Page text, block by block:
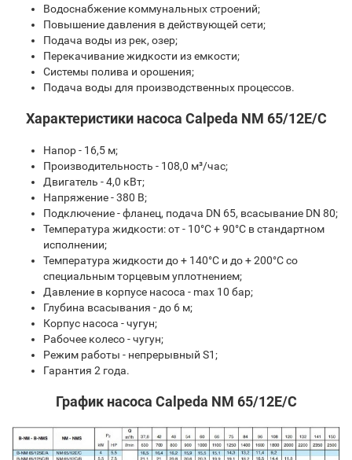
Водоснабжение коммунальных строений;
Повышение давления в действующей сети;
Подача воды из рек, озер;
Перекачивание жидкости из емкости;
Системы полива и орошения;
Подача воды для производственных процессов.
Характеристики насоса Calpeda NM 65/12E/C
Напор - 16,5 м;
Производительность - 108,0 м³/час;
Двигатель - 4,0 кВт;
Напряжение - 380 В;
Подключение - фланец, подача DN 65, всасывание DN 80;
Температура жидкости: от - 10°C + 90°C в стандартном
исполнении;
Температура жидкости до + 140°C и до + 200°C со
специальным торцевым уплотнением;
Давление в корпусе насоса - max 10 бар;
Глубина всасывания - до 6 м;
Корпус насоса - чугун;
Рабочее колесо - чугун;
Режим работы - непрерывный S1;
Гарантия 2 года.
График насоса Calpeda NM 65/12E/C